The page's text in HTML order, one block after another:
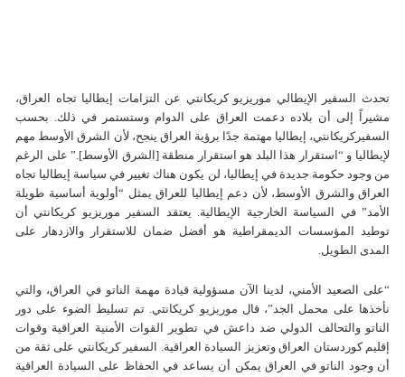
تحدث السفير الإيطالي موریزیو كریكانتي عن التزامات إيطاليا تجاه العراق،
مشيراً إلى أن بلاده دعمت العراق على الدوام وستستمر في ذلك. بحسب
السفیركريكانتي، إيطاليا مهتمة جدًا برؤية العراق ينجح، لأن الشرق الأوسط مهم
لإيطاليا و “استقرار هذا البلد هو استقرار منطقة [الشرق الأوسط].” على الرغم
من وجود حكومة جديدة في إيطاليا، لن يكون هناك تغيير في سياسة إيطاليا تجاه
العراق والشرق الأوسط، لأن دعم إيطاليا للعراق يمثل “أولوية أساسية طويلة
الأمد” في السياسة الخارجية الإيطالية. يعتقد السفير موریزیو كریكانتي أن
توطيد المؤسسات الديمقراطية هو أفضل ضمان للاستقرار والازدهار على
المدى الطويل.
“على الصعيد الأمني، لدينا الآن مسؤولية قيادة مهمة الناتو في العراق، والتي
نأخذها على محمل الجد”، قال موریزیو كریكانتي. تم تسليط الضوء على دور
الناتو والتحالف الدولي ضد داعش في تطوير القوات الأمنية العراقية وقوات
إقليم كوردستان العراق وتعزيز السيادة العراقية. السفير کريکانتي على ثقة من
أن وجود الناتو في العراق يمكن أن يساعد في الحفاظ على السيادة العراقية